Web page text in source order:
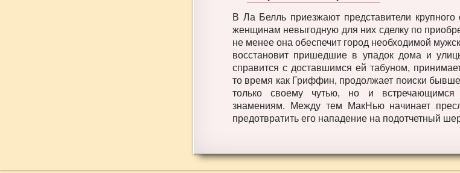
В Ла Белль приезжают представители
женщинам невыгодную для них сделку по
не менее она обеспечит город необходимой
восстановит пришедшие в упадок дома и
справится с доставшимся ей табуном,
то время как Гриффин, продолжает поиски
только своему чутью, но и
знамениям. Между тем МакНью начинает
предотвратить его нападение на подотчетный